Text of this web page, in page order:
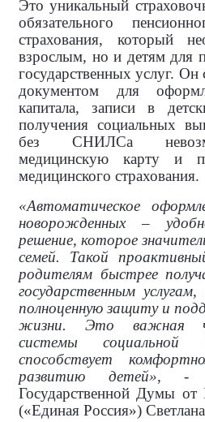
Это уникальный
обязательного
страхования, который
взрослым, но и детям для
государственных услуг.
документом для
капитала, записи в
получения социальных
без СНИЛСа
медицинскую карту и
медицинского страхования.
«Автоматическое
новорожденных –
решение, которое
семей. Такой
родителям быстрее
государственным услугам,
полноценную защиту и
жизни. Это важная
системы социальной
способствует
развитию детей», -
Государственной Думы от
(«Единая Россия»)